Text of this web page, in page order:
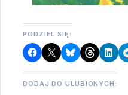
PODZIEL SIĘ:
DODAJ DO ULUBIONYCH: